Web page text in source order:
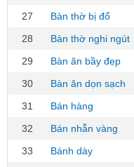
27
Bàn thờ bị đổ
28
Bàn thờ nghi ngút
29
Bàn ăn bầy đẹp
30
Bàn ăn dọn sạch
31
Bán hàng
32
Bán nhẫn vàng
33
Bánh dày